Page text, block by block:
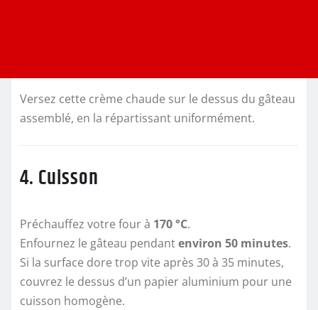
Versez cette crème chaude sur le dessus du gâteau
assemblé, en la répartissant uniformément.
4. Cuisson
Préchauffez votre four à 170 °C.
Enfournez le gâteau pendantenviron 50 minutes.
Si la surface dore trop vite après 30 à 35 minutes,
couvrez le dessus d’un papier aluminium pour une
cuisson homogène.